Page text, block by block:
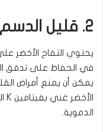
2. قليل الدسم
يحتوي التفاح الأخضر
في الحفاظ على تدفق
يمكن أن يمنع أمراض
الأخضر غني بفيتامين K
الدموية.